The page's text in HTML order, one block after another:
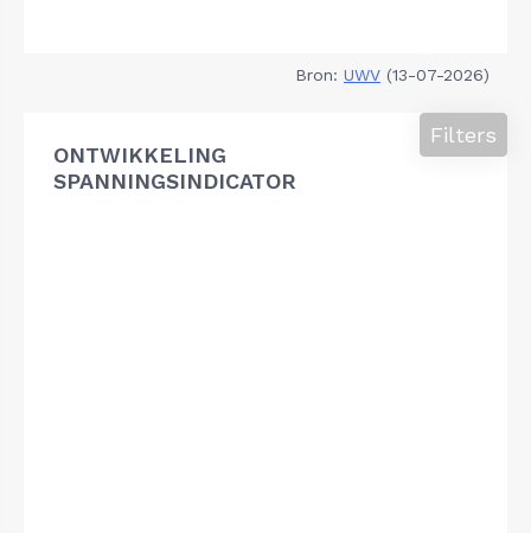
Bron: UWV (13-07-2026)
ONTWIKKELING
SPANNINGSINDICATOR
Filters